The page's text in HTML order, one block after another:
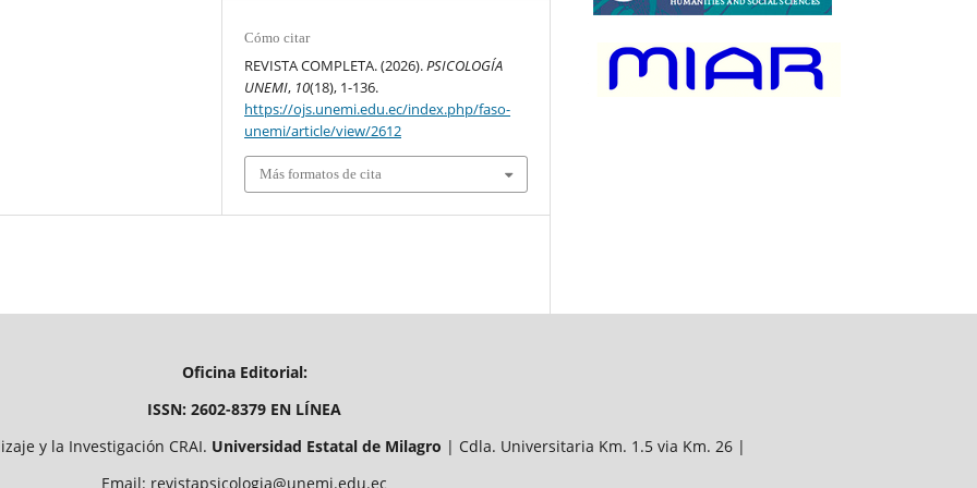
Cómo citar
REVISTA COMPLETA. (2026).PSICOLOGÍA
UNEMI, 10(18), 1-136.
https://ojs.unemi.edu.ec/index.php/faso-
unemi/article/view/2612
Más formatos de cita
Oficina Editorial:
ISSN: 2602-8379 EN LÍNEA
y la Investigación CRAI. Universidad Estatal de Milagro | Cdla. Universitaria Km. 1.5 via Km. 26 |
Email: revistapsicologia@unemi.edu.ec